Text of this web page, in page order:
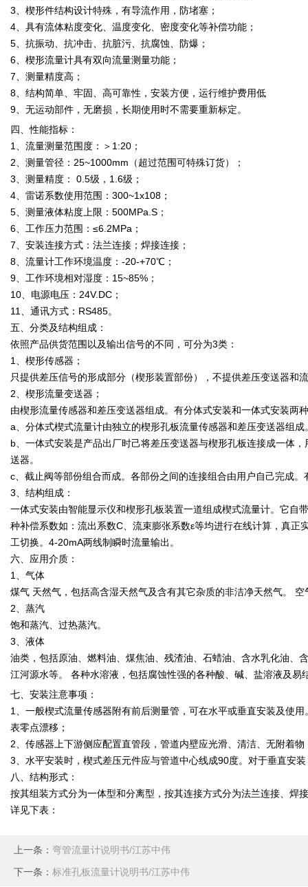
3、楔形件结构设计特殊，有导流作用，防堵塞；
4、具有流体粘度变化、温度变化、密度变化等补偿功能；
5、抗振动、抗冲击、抗脏污、抗腐蚀、防爆；
6、楔形流量计具有双向流量测量功能；
7、测量精度高；
8、结构简单、牢固、高可靠性，安装方便，运行维护费用低
9、无运动部件，无磨损，长期使用时不需要重新标定。
四、性能指标：
1、流量测量范围度：＞1:20；
2、测量管径：25~1000mm（超过范围可特殊订货）；
3、测量精度： 0.5级，1.6级；
4、雷诺系数使用范围：300~1x108；
5、测量液体粘度上限：500MPa.S；
6、工作压力范围：≤6.2MPa；
7、安装连接方式：法兰连接；焊接连接；
8、流量计工作环境温度：-20-+70℃；
9、工作环境相对湿度：15~85%；
10、电源电压：24V.DC；
11、通讯方式：RS485。
五、分类及结构组成：
依照产品供货范围以及输出信号的不同，可分为3类：
1、楔形传感器；
只提供差压信号的形成部分（楔形装置部份），不提供差压变送器和
2、楔形流量变送器；
由楔形流量传感器和差压变送器组成。有分体式安装和一体式安装两
a、分体式楔式流量计由独立的楔形孔板流量传感器和差压变送器组
b、一体式安装是产品出厂时己将差压变送器与楔形孔板连接成一体
送器。
c、截止阀等部份组合而成。各部份之间的连接组合由用户自己完成
3、结构组成：
一体式安装由智能显示仪和楔形孔板装置一道组成楔式流量计。它自
种补偿系数如：流出系数C、流束膨张系数ε等均进行在线计算，真
工切换。4-20mA两线制瞬时流量输出。
六、应用介质：
1、气体
煤气 天然气，包括高含湿天然气及含有其它杂质的非洁净天然气。
2、蒸汽
饱和蒸汽、过热蒸汽。
3、液体
油类，包括原油、燃料油、煤焦油、残渣油、石蜡油、含水乳化油、
江河源水等。 各种水溶液，包括腐蚀性强的各种酸、碱、盐溶液及易
七、安装注意事项：
1、一般楔式流量传感器附有前后测量管，可在水平或垂直安装及使
表零点漂移；
2、传感器上下游侧应配置直管段，管道内壁应光滑、清洁、无附着
3、水平安装时，楔式差压元件应与管道中心线成90度。对于垂直安
八、结构形式：
按其组装方式分为一体型和分离型，按其连接方式分为法兰连接、焊
详见下表：
上一条： 弯管流量计说明书/江苏中伟
下一条： 标准孔板流量计说明书/江苏中伟